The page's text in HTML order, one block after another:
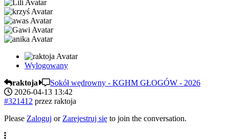
Wylogowany
raktoja
Sokół wędrowny - KGHM GŁOGÓW - 2026
2026-04-13 13:42
#321412 przez raktoja
Please Zaloguj or Zarejestruj się to join the conversation.